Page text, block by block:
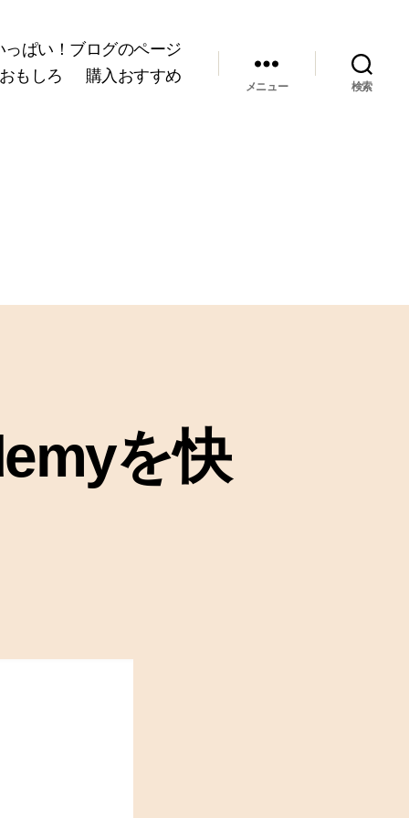
ぱい！ブログのページ
もしろ
購入おすすめ
メニュー 検索
を快